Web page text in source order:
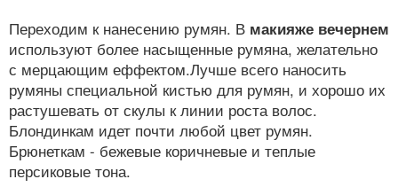
Переходим к нанесению румян. В макияже вечернем
используют более насыщенные румяна, желательно
с мерцающим еффектом.Лучше всего наносить
румяны специальной кистью для румян, и хорошо их
растушевать от скулы к линии роста волос.
Блондинкам идет почти любой цвет румян.
Брюнеткам - бежевые коричневые и теплые
персиковые тона.